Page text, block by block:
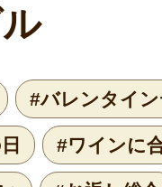
#バレンタイ
#ワインに